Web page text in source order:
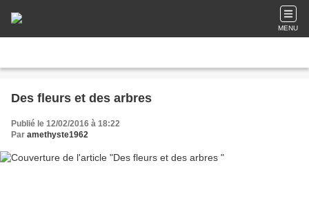
MENU
Des fleurs et des arbres
Publié le 12/02/2016 à 18:22
Par amethyste1962